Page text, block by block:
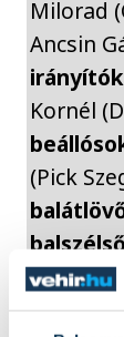
Milorad
Ancsin
irányítók
Kornél
(Pick
Attila